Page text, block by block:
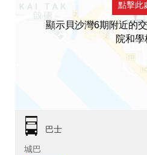
點擊此
顯示貝沙灣6期附近的
院和學
巴士
城巴